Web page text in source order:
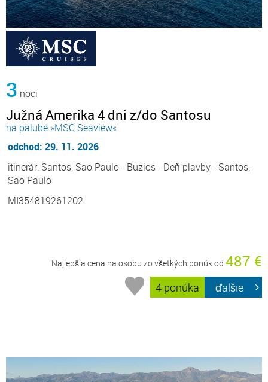
3 noci
Južná Amerika 4 dni z/do Santosu
na palube »MSC Seaview«
odchod: 29. 11. 2026
itinerár: Santos, Sao Paulo - Buzios - Deň plavby - Santos,
Sao Paulo
MI354819261202
Najlepšia cena na osobu zo všetkých ponúk od 487 €
4 ponúka ďalšie